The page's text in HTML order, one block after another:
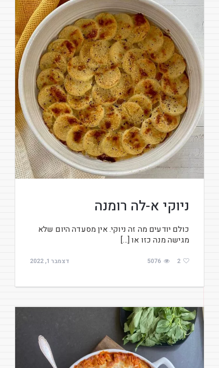
ניוקי א-לה רומנה
כולם יודעים מה זה ניוקי. אין מסעדה היום שלא
מגישה מנה כזו או […]
דצמבר 1, 2022 5076 2